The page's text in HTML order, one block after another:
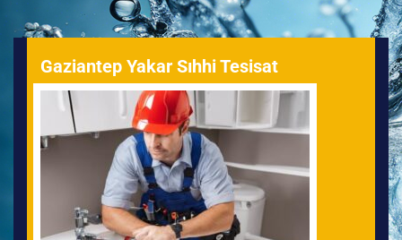
Gaziantep Yakar Sıhhi Tesisat